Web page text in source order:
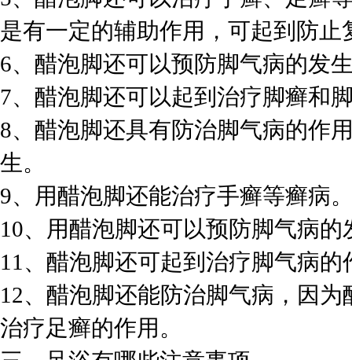
是有一定的辅助作用，可起到防止
6、醋泡脚还可以预防脚气病的发
7、醋泡脚还可以起到治疗脚癣和
8、醋泡脚还具有防治脚气病的作
生。
9、用醋泡脚还能治疗手癣等癣病
10、用醋泡脚还可以预防脚气病的
11、醋泡脚还可起到治疗脚气病的
12、醋泡脚还能防治脚气病，因
治疗足癣的作用。